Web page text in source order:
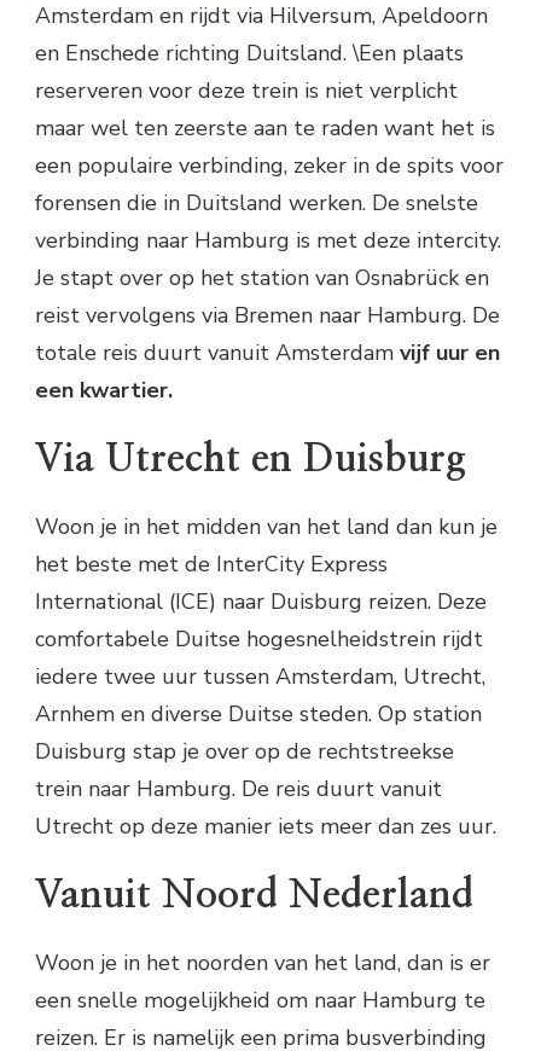
Amsterdam en rijdt via Hilversum, Apeldoorn
en Enschede richting Duitsland. \Een plaats
reserveren voor deze trein is niet verplicht
maar wel ten zeerste aan te raden want het is
een populaire verbinding, zeker in de spits voor
forensen die in Duitsland werken. De snelste
verbinding naar Hamburg is met deze intercity.
Je stapt over op het station van Osnabrück en
reist vervolgens via Bremen naar Hamburg. De
totale reis duurt vanuit Amsterdam vijf uur en
een kwartier.
Via Utrecht en Duisburg
Woon je in het midden van het land dan kun je
het beste met de InterCity Express
International (ICE) naar Duisburg reizen. Deze
comfortabele Duitse hogesnelheidstrein rijdt
iedere twee uur tussen Amsterdam, Utrecht,
Arnhem en diverse Duitse steden. Op station
Duisburg stap je over op de rechtstreekse
trein naar Hamburg. De reis duurt vanuit
Utrecht op deze manier iets meer dan zes uur.
Vanuit Noord Nederland
Woon je in het noorden van het land, dan is er
een snelle mogelijkheid om naar Hamburg te
reizen. Er is namelijk een prima busverbinding